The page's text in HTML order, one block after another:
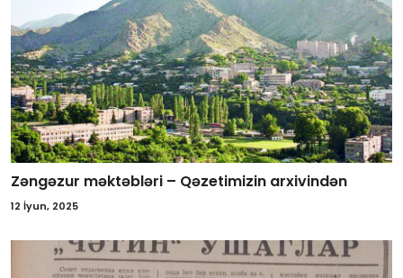
Zəngəzur məktəbləri – Qəzetimizin arxivindən
12 İyun, 2025